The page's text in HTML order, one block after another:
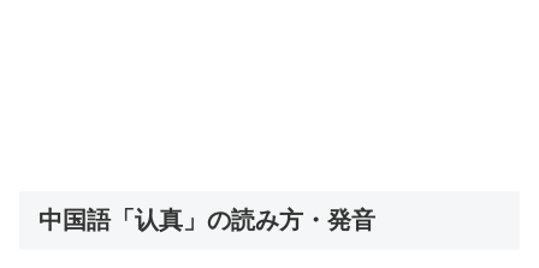
中国語「认真」の読み方・発音